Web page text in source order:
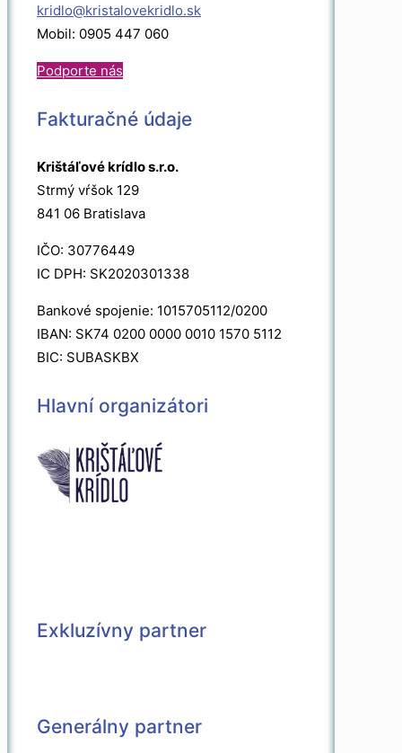
kridlo@kristalovekridlo.sk
Mobil: 0905 447 060
Podporte nás
Fakturačné údaje
Krištáľové krídlo s.r.o.
Strmý vŕšok 129
841 06 Bratislava
IČO: 30776449
IC DPH: SK2020301338
Bankové spojenie: 1015705112/0200
IBAN: SK74 0200 0000 0010 1570 5112
BIC: SUBASKBX
Hlavní organizátori
Exkluzívny partner
Generálny partner